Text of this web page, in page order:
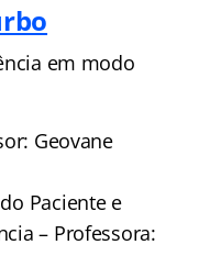
em modo
Geovane
Paciente e
– Professora: